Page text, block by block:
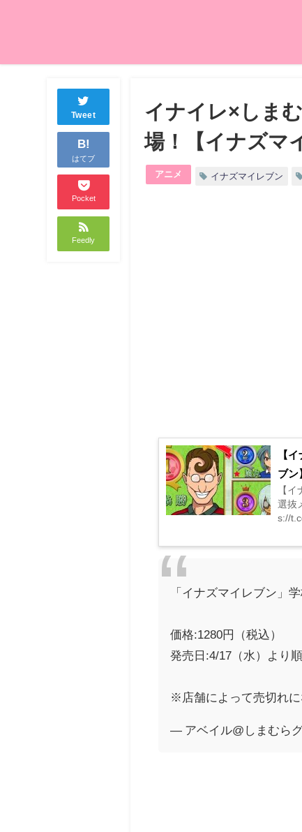
Tweet
B!
はてブ
Pocket
Feedly
イナイレ×しま
場！【イナズマ
アニメ イナズマイレブン
【
ブン
【
選抜
s://
「イナズマイレブン」
価格:1280円（税込）
発売日:4/17（水）より
※店舗によって売切れに
— アベイル@しまむら